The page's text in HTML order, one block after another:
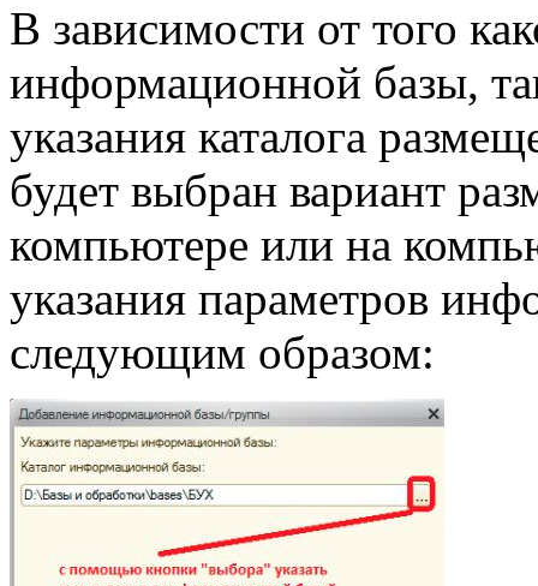
В зависимости от того
информационной базы,
указания каталога
будет выбран вариант
компьютере или на
указания параметров
следующим образом: